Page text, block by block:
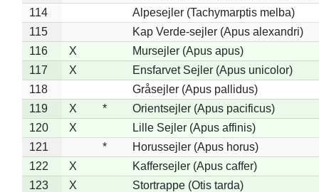
114
Alpesejler (Tachymarptis melba)
115
Kap Verde-sejler (Apus alexandri)
116
X
Mursejler (Apus apus)
117
X
Ensfarvet Sejler (Apus unicolor)
118
Gråsejler (Apus pallidus)
119
X *
Orientsejler (Apus pacificus)
120
X
Lille Sejler (Apus affinis)
121
*
Horussejler (Apus horus)
122
X
Kaffersejler (Apus caffer)
123
X
Stortrappe (Otis tarda)